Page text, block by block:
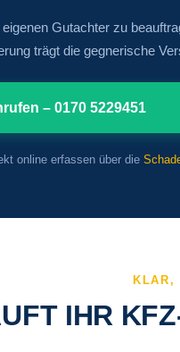
Gutachter zu
trägt die gegnerische
– 0170 5229451
online erfassen über die
KLAR,
IHR